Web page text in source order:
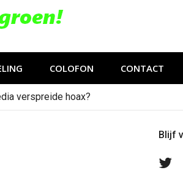
COLOFON CONTACT
verspreide hoax?
Blijf